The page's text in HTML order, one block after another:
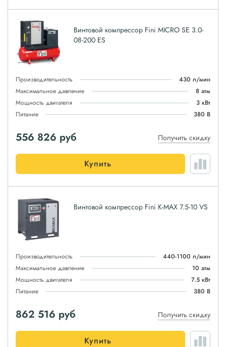
Винтовой компрессор Fini MICRO SE 3.0-
08-200 ES
Производительность
430 л/мин
Максимальное давление
8 атм
Мощность двигателя
3 кВт
Питание
380 В
556 826 руб Получить скидку
Купить
Винтовой компрессор Fini K-MAX 7.5-10 VS
Производительность
440-1100 л/мин
Максимальное давление
10 атм
Мощность двигателя
7.5 кВт
Питание
380 В
862 516 руб Получить скидку
Купить